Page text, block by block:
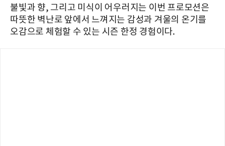
불빛과 향, 그리고 미식이 어우러지는 이번 프로모션은
따뜻한 벽난로 앞에서 느껴지는 감성과 겨울의 온기를
오감으로 체험할 수 있는 시즌 한정 경험이다.